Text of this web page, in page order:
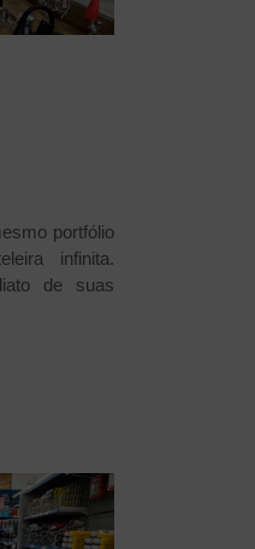
portfólio
infinita.
de suas